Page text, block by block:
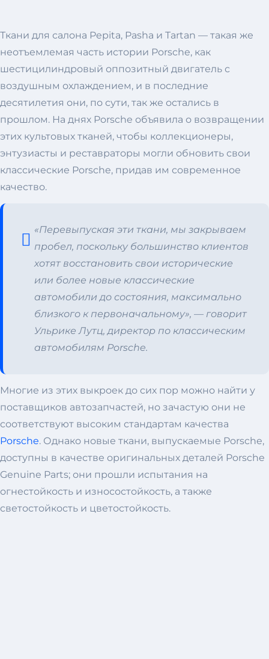
Ткани для салона Pepita, Pasha и Tartan — такая же
неотъемлемая часть истории Porsche, как
шестицилиндровый оппозитный двигатель с
воздушным охлаждением, и в последние
десятилетия они, по сути, так же остались в
прошлом. На днях Porsche объявила о возвращении
этих культовых тканей, чтобы коллекционеры,
энтузиасты и реставраторы могли обновить свои
классические Porsche, придав им современное
качество.
«Перевыпуская эти ткани, мы закрываем
пробел, поскольку большинство клиентов
хотят восстановить свои исторические
или более новые классические
автомобили до состояния, максимально
близкого к первоначальному», — говорит
Ульрике Лутц, директор по классическим
автомобилям Porsche.
Многие из этих выкроек до сих пор можно найти у
поставщиков автозапчастей, но зачастую они не
соответствуют высоким стандартам качества
Porsche. Однако новые ткани, выпускаемые Porsche,
доступны в качестве оригинальных деталей Porsche
Genuine Parts; они прошли испытания на
огнестойкость и износостойкость, а также
светостойкость и цветостойкость.